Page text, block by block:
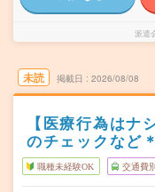
派遣
未読 掲載日 2026/08/08
【医療行為はナ
のチェックなど＊
職種未経験OK 交通費